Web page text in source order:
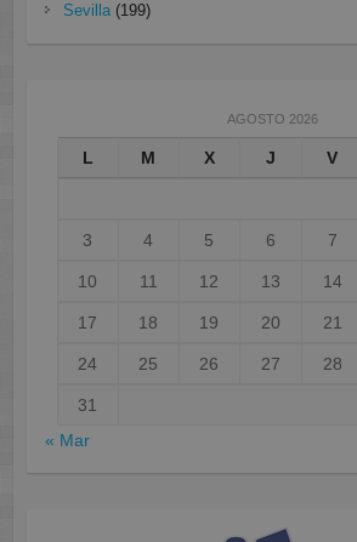
Sevilla(199)
AGOSTO 2026
L M X J V
3 4 5 6 7
10 11 12 13 14
17 18 19 20 21
24 25 26 27 28
31
« Mar